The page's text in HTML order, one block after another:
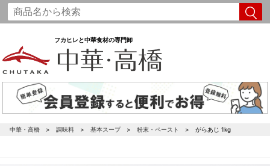
フカヒレと中華食材の専門卸
中華・高橋 調味料 基本スープ 粉末・ペースト がらあじ 1kg